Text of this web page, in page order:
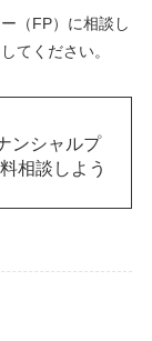
（FP）に相談し
てください。
ンシャルプ
相談しよう